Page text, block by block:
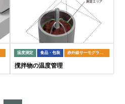
温度測定 食品・包装 赤外線サーモグラフィ
撹拌物の温度管理